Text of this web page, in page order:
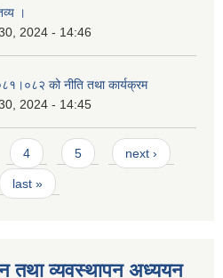
।
2024 - 14:46
को नीति तथा कार्यक्रम
2024 - 14:45
4 5 next ›
last »
तथा व्यवस्थापन अध्ययन